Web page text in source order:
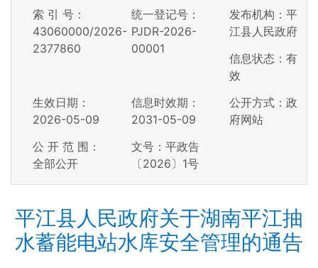
索 引 号：
43060000/2026-
2377860
统一登记号：
PJDR-2026-
00001
发布机构：平
江县人民政府
信息状态：有
效
生效日期：
2026-05-09
信息时效期：
2031-05-09
公开方式：政
府网站
公 开 范 围：
全部公开
文号：平政告
〔2026〕1号
平江县人民政府关于湖南平江抽
水蓄能电站水库安全管理的通告